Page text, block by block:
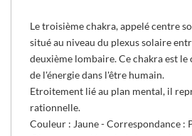
Le troisième chakra, appelé centre
situé au niveau du plexus solaire
deuxième lombaire. Ce chakra est
de l'énergie dans l'être humain.
Etroitement lié au plan mental, il
rationnelle.
Couleur : Jaune - Correspondance :